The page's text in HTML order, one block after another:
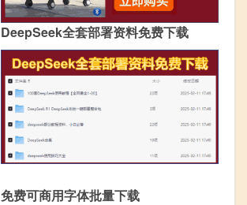
DeepSeek全套部署资料免费下载
免费可商用字体批量下载